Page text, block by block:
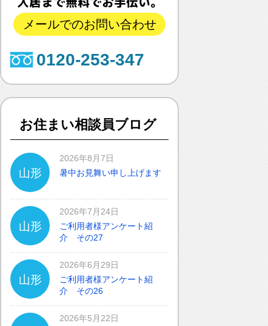
メールでのお問い合わせ
0120-253-347
お住まい相談員ブログ
山形
2026年8月7日
暑中お見舞い申し上げます
山形
2026年7月24日
ご利用者様アンケート紹
介 その27
山形
2026年6月29日
ご利用者様アンケート紹
介 その26
2026年5月22日